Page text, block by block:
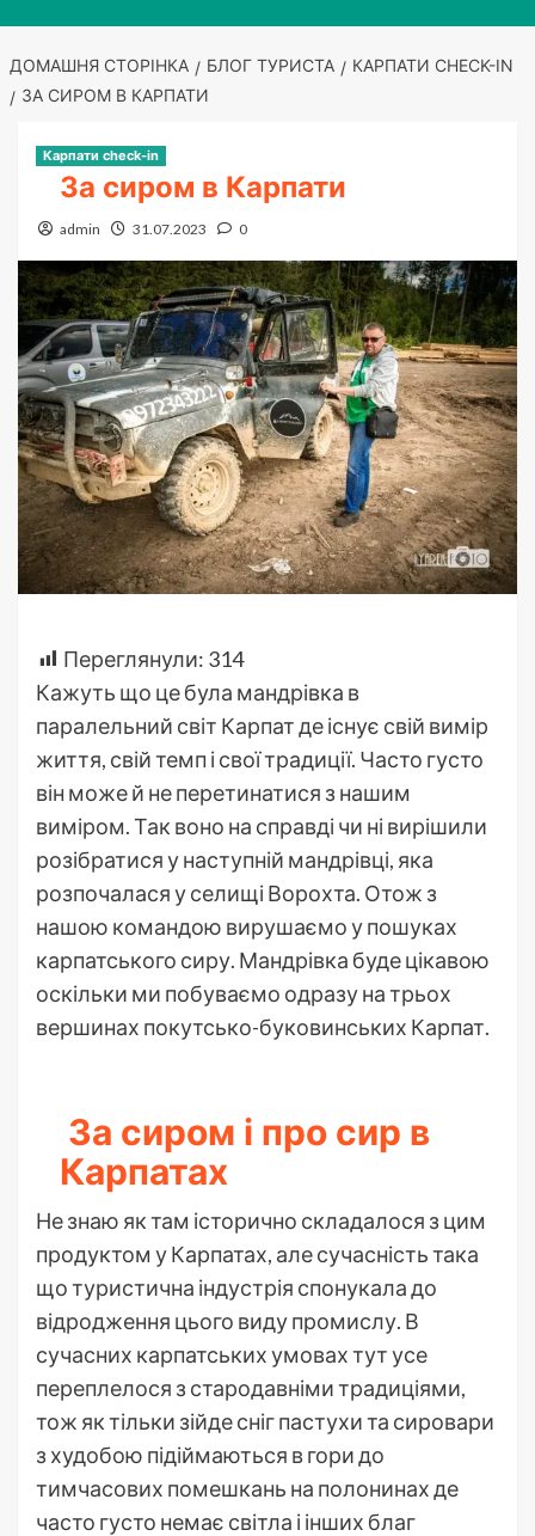
ДОМАШНЯ СТОРІНКА БЛОГ ТУРИСТА
КАРПАТИ CHECK-IN
ЗА СИРОМ В КАРПАТИ
Карпати check-in
За сиром в Карпати
admin 31.07.2023 0
Переглянули: 314
Кажуть що це була мандрівка в
паралельний світ Карпат де існує свій вимір
життя, свій темп і свої традиції. Часто густо
він може й не перетинатися з нашим
виміром. Так воно на справді чи ні вирішили
розібратися у наступній мандрівці, яка
розпочалася у селищі Ворохта. Отож з
нашою командою вирушаємо у пошуках
карпатського сиру. Мандрівка буде цікавою
оскільки ми побуваємо одразу на трьох
вершинах покутсько-буковинських Карпат.
За сиром і про сир в
Карпатах
Не знаю як там історично складалося з цим
продуктом у Карпатах, але сучасність така
що туристична індустрія спонукала до
відродження цього виду промислу. В
сучасних карпатських умовах тут усе
переплелося з стародавніми традиціями,
тож як тільки зійде сніг пастухи та сировари
з худобою підіймаються в гори до
тимчасових помешкань на полонинах де
часто густо немає світла і інших благ